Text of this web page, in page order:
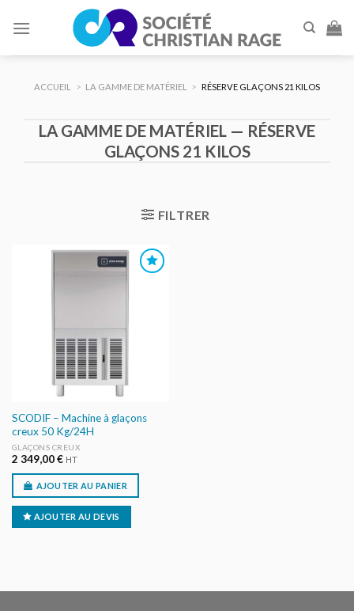
ACCUEIL > LA GAMME DE MATÉRIEL > RÉSERVE GLAÇONS 21 KILOS
LA GAMME DE MATÉRIEL — RÉSERVE
GLAÇONS 21 KILOS
FILTRER
SCODIF – Machine à glaçons
creux 50 Kg/24H
GLAÇONS CREUX
2 349,00€ HT
AJOUTER AU PANIER
AJOUTER AU DEVIS